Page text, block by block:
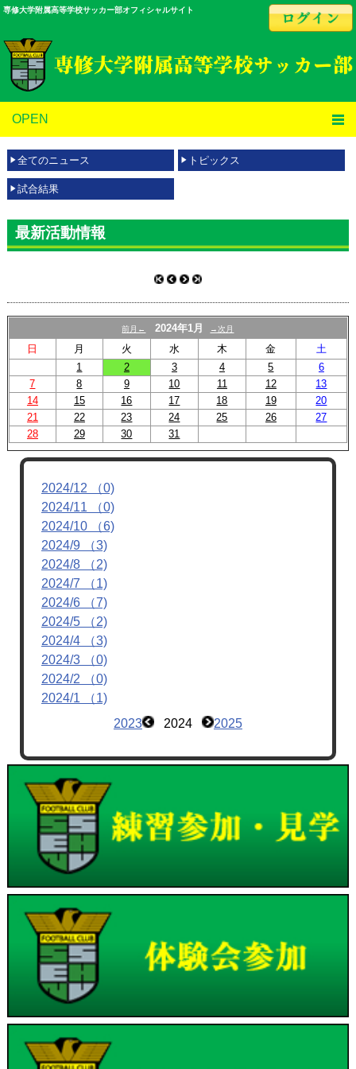
専修大学附属高等学校サッカー部オフィシャルサイト
OPEN
全てのニュース トピックス
試合結果
最新活動情報
前月← 2024年1月 →次月
日 月 火 水 木 金
土
1
2 3 4 5
6
7
8 9 10 11 12
13
14
15 16 17 18 19
20
21
22 23 24 25 26
27
28
29 30 31
2024/12 （0)
2024/11 （0)
2024/10 （6)
2024/9 （3)
2024/8 （2)
2024/7 （1)
2024/6 （7)
2024/5 （2)
2024/4 （3)
2024/3 （0)
2024/2 （0)
2024/1 （1)
2023
2024 2025